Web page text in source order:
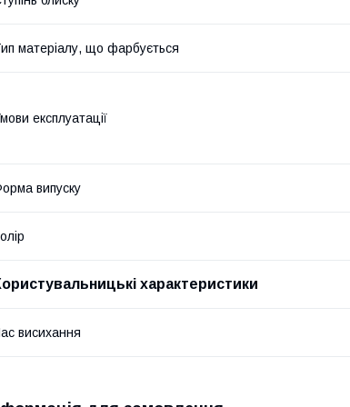
матеріалу, що фарбується
експлуатації
випуску
характеристики
висихання